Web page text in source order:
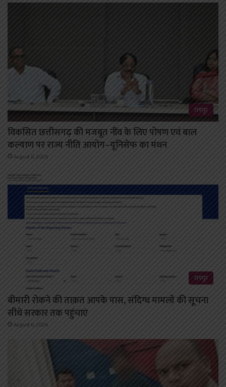
रायपुर
विकसित छत्तीसगढ़ की मजबूत नींव के लिए पोषण एवं बाल
कल्याण पर राज्य नीति आयोग–यूनिसेफ का मंथन
August 6, 2026
रायपुर
बीमारी रोकने की ताक़त आपके पास, संदिग्ध मामलों की सूचना
सीधे सरकार तक पहुंचाएं
August 6, 2026